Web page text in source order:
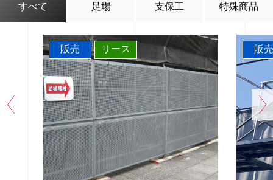
すべて 足場 支保工 特殊商品
Prev
販売 リース 販売